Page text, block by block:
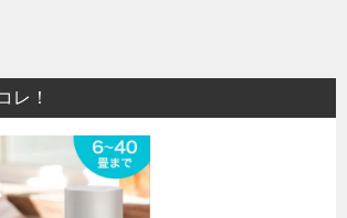
レ！